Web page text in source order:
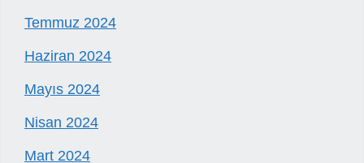
Temmuz 2024
Haziran 2024
Mayıs 2024
Nisan 2024
Mart 2024